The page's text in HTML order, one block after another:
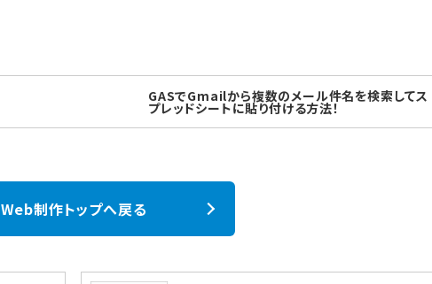
GASでGmailから複数のメール件名を検索してス
プレッドシートに貼り付ける方法！
Web制作トップへ戻る